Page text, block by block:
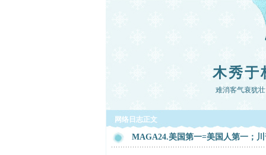
木秀于
难消客气衰犹
网络日志正文
MAGA24.美国第一=美国人第一；